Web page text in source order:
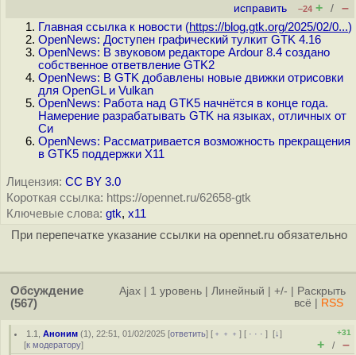
исправить –24 + / –
Главная ссылка к новости (https://blog.gtk.org/2025/02/0...)
OpenNews: Доступен графический тулкит GTK 4.16
OpenNews: В звуковом редакторе Ardour 8.4 создано
собственное ответвление GTK2
OpenNews: В GTK добавлены новые движки отрисовки
для OpenGL и Vulkan
OpenNews: Работа над GTK5 начнётся в конце года.
Намерение разрабатывать GTK на языках, отличных от
Си
OpenNews: Рассматривается возможность прекращения
в GTK5 поддержки X11
Лицензия: CC BY 3.0
Короткая ссылка: https://opennet.ru/62658-gtk
Ключевые слова: gtk, x11
При перепечатке указание ссылки на opennet.ru обязательно
Обсуждение
(567)
Ajax 1 уровень Линейный +/-
Раскрыть
всё
RSS
1.1 ,Аноним (1), 22:51, 01/02/2025 [ответить] [ ﹢﹢﹢] [ · · ·][↓]
[к модератору]
+31
+ / –